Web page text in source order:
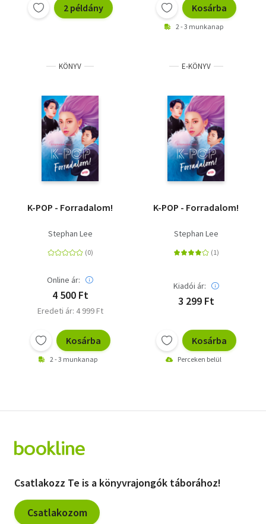
2 példány Kosárba
2 - 3 munkanap
KÖNYV
K-POP - Forradalom!
Stephan Lee
Online ár:
4 500 Ft
Eredeti ár: 4 999 Ft
Kosárba
2 - 3 munkanap
E-KÖNYV
K-POP - Forradalom!
Stephan Lee
Kiadói ár:
3 299 Ft
Kosárba
Perceken belül
Csatlakozz Te is a könyvrajongók táborához!
Csatlakozom